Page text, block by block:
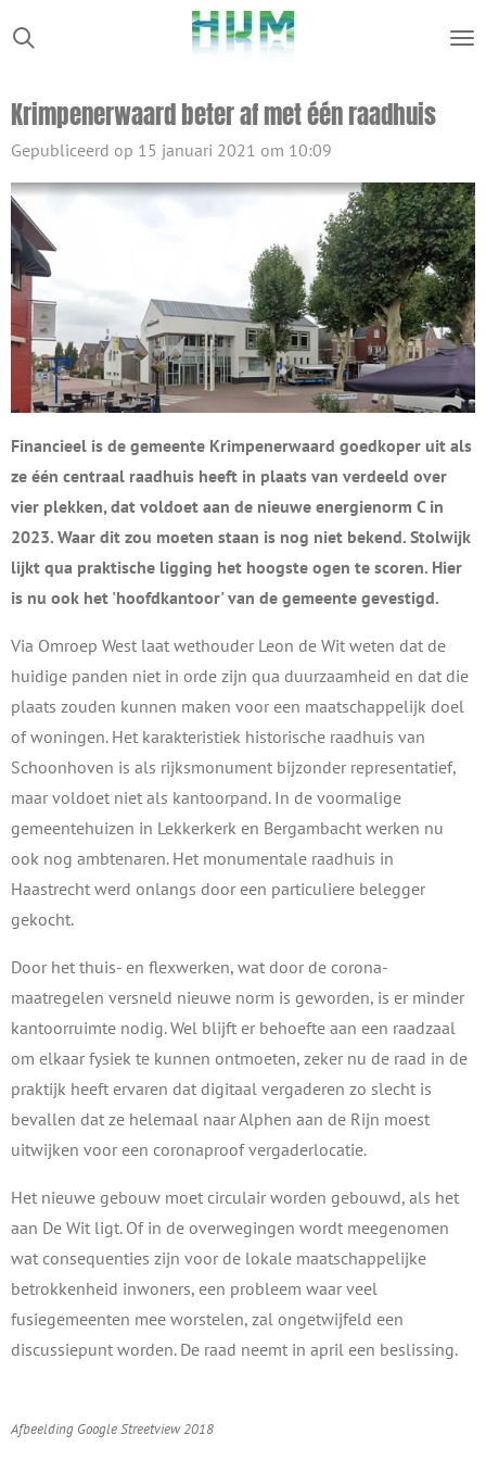
Ga
direct
de
hoofdinhoud
Krimpenerwaard beter af met één raadhuis
Gepubliceerd op 15 januari 2021 om 10:09
Financieel is de gemeente Krimpenerwaard goedkoper uit als
ze één centraal raadhuis heeft in plaats van verdeeld over
vier plekken, dat voldoet aan de nieuwe energienorm C in
2023. Waar dit zou moeten staan is nog niet bekend. Stolwijk
lijkt qua praktische ligging het hoogste ogen te scoren. Hier
is nu ook het 'hoofdkantoor' van de gemeente gevestigd.
Via Omroep West laat wethouder Leon de Wit weten dat de
huidige panden niet in orde zijn qua duurzaamheid en dat die
plaats zouden kunnen maken voor een maatschappelijk doel
of woningen. Het karakteristiek historische raadhuis van
Schoonhoven is als rijksmonument bijzonder representatief,
maar voldoet niet als kantoorpand. In de voormalige
gemeentehuizen in Lekkerkerk en Bergambacht werken nu
ook nog ambtenaren. Het monumentale raadhuis in
Haastrecht werd onlangs door een particuliere belegger
gekocht.
Door het thuis- en flexwerken, wat door de corona-
maatregelen versneld nieuwe norm is geworden, is er minder
kantoorruimte nodig. Wel blijft er behoefte aan een raadzaal
om elkaar fysiek te kunnen ontmoeten, zeker nu de raad in de
praktijk heeft ervaren dat digitaal vergaderen zo slecht is
bevallen dat ze helemaal naar Alphen aan de Rijn moest
uitwijken voor een coronaproof vergaderlocatie.
Het nieuwe gebouw moet circulair worden gebouwd, als het
aan De Wit ligt. Of in de overwegingen wordt meegenomen
wat consequenties zijn voor de lokale maatschappelijke
betrokkenheid inwoners, een probleem waar veel
fusiegemeenten mee worstelen, zal ongetwijfeld een
discussiepunt worden. De raad neemt in april een beslissing.
Afbeelding Google Streetview 2018